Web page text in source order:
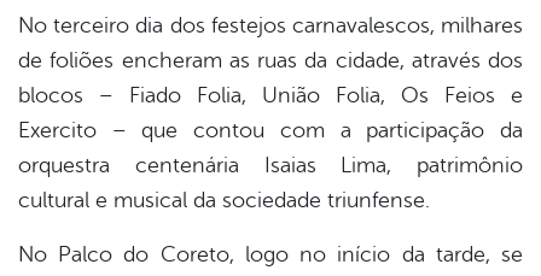
No terceiro dia dos festejos carnavalescos, milhares
de foliões encheram as ruas da cidade, através dos
blocos – Fiado Folia, União Folia, Os Feios e
Exercito – que contou com a participação da
orquestra centenária Isaias Lima, patrimônio
cultural e musical da sociedade triunfense.
No Palco do Coreto, logo no início da tarde, se